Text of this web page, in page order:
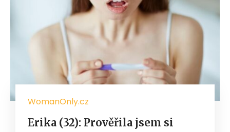
WomanOnly.cz
Erika (32): Prověřila jsem si